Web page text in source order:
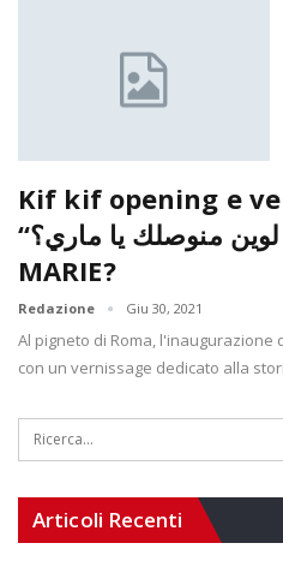
Kif kif opening e
“لوين منوصلك يا ماري؟ / WHERE TO,
MARIE?
Redazione Giu 30, 2021
Al pigneto di Roma,
con un vernissage dedicato alla
Articoli Recenti